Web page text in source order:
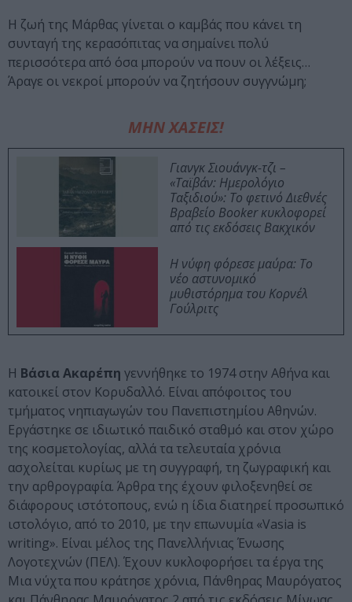
Η ζωή της Μάρθας γίνεται ο καμβάς που κάνει τη
συνταγή της κερασόπιτας να σημαίνει πολύ
περισσότερα από όσα μπορούν να πουν οι λέξεις…
Άραγε οι νεκροί μπορούν να ζητήσουν συγγνώμη;
ΜΗΝ ΧΑΣΕΙΣ!
Γιανγκ Σιουάνγκ-τζι –
«Ταϊβάν: Ημερολόγιο
Ταξιδιού»: Το φετινό Διεθνές
Βραβείο Booker κυκλοφορεί
από τις εκδόσεις Βακχικόν
Η νύφη φόρεσε μαύρα: Το
νέο αστυνομικό
μυθιστόρημα του Κορνέλ
Γούλριτς
Η Βάσια Ακαρέπη γεννήθηκε το 1974 στην Αθήνα και
κατοικεί στον Κορυδαλλό. Είναι απόφοιτος του
τμήματος νηπιαγωγών του Πανεπιστημίου Αθηνών.
Εργάστηκε σε ιδιωτικό παιδικό σταθμό και στον χώρο
της κοσμετολογίας, αλλά τα τελευταία χρόνια
ασχολείται κυρίως με τη συγγραφή, τη ζωγραφική και
την αρθρογραφία. Άρθρα της έχουν φιλοξενηθεί σε
διάφορους ιστότοπους, ενώ η ίδια διατηρεί προσωπικό
ιστολόγιο, από το 2010, με την επωνυμία «Vasia is
writing». Είναι μέλος της Πανελλήνιας Ένωσης
Λογοτεχνών (ΠΕΛ). Έχουν κυκλοφορήσει τα έργα της
Μια νύχτα που κράτησε χρόνια, Πάνθηρας Μαυρόγατος